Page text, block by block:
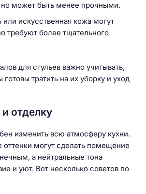
но может быть менее прочными.
искусственная кожа могут
требуют более тщательного
для стульев важно учитывать,
тратить на их уборку и уход
и отделку
изменить всю атмосферу кухни.
могут сделать помещение
а нейтральные тона
и уют. Вот несколько советов по